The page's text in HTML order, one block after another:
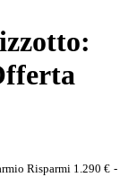
Risparmi 1.290 € -